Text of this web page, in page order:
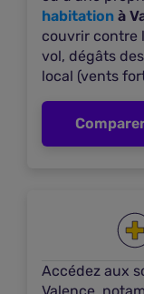
Agence
À 1,34
217
habitation à
couvrir contre
vol, dégâts
local (vents
Accédez aux